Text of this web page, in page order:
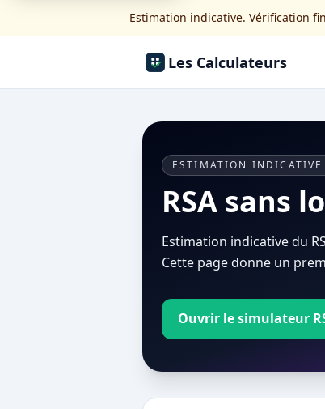
Estimation indicative. Vérification
Les Calculateurs
ESTIMATION
RSA sans
Estimation indicative du
Cette page donne un
Ouvrir le simulateur